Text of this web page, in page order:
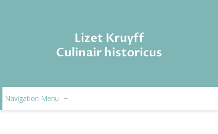
Lizet Kruyff
Culinair historicus
Navigation Menu +